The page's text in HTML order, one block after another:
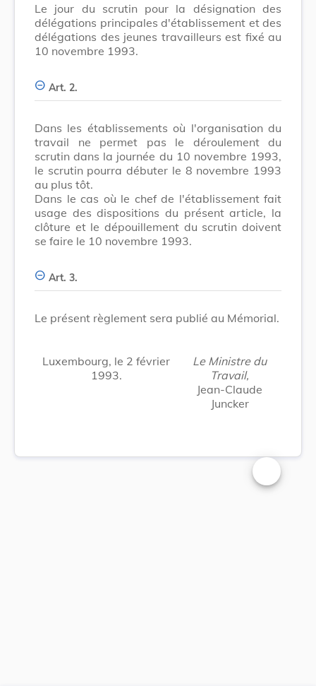
Le jour du scrutin pour la désignation des
délégations principales d'établissement et des
délégations des jeunes travailleurs est fixé au
10 novembre 1993.
Art. 2.
Dans les établissements où l'organisation du
travail ne permet pas le déroulement du
scrutin dans la journée du 10 novembre 1993,
le scrutin pourra débuter le 8 novembre 1993
au plus tôt.
Dans le cas où le chef de l'établissement fait
usage des dispositions du présent article, la
clôture et le dépouillement du scrutin doivent
se faire le 10 novembre 1993.
Art. 3.
Le présent règlement sera publié au Mémorial.
Luxembourg, le 2 février
1993.
Le Ministre du
Travail,
Jean-Claude
Juncker
Changer la